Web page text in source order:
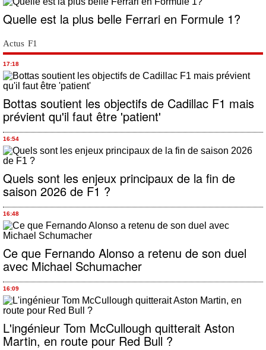
Quelle est la plus belle Ferrari en Formule 1?
Actus F1
17:18
Bottas soutient les objectifs de Cadillac F1 mais
prévient qu'il faut être 'patient'
16:54
Quels sont les enjeux principaux de la fin de
saison 2026 de F1 ?
16:48
Ce que Fernando Alonso a retenu de son duel
avec Michael Schumacher
16:09
L'ingénieur Tom McCullough quitterait Aston
Martin, en route pour Red Bull ?